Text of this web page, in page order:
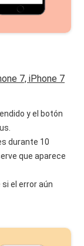
7, iPhone 7
y el botón
durante 10
que aparece
el error aún